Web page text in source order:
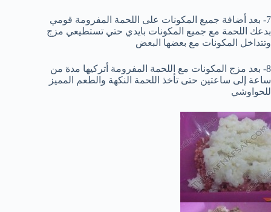
7- بعد أضافة جميع المكونات على اللحمة المفرومة قومي
بدعك اللحمة مع جميع المكونات بايدي حتي تستطيعي مزج
وتتداخل المكونات مع بعضها البعض
8- بعد مزج المكونات مع اللحمة المفرومة أتركيها مدة من
ساعة إلى ساعتين حتى تأخذ اللحمة النكهة والطعم المميز
للحواوشي